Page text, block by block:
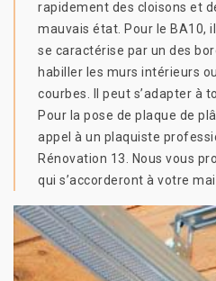
rapidement des cloisons et
mauvais état. Pour le BA10,
se caractérise par un des
habiller les murs intérieurs
courbes. Il peut s’adapter à
Pour la pose de plaque de
appel à un plaquiste
Rénovation 13. Nous vous
qui s’accorderont à votre